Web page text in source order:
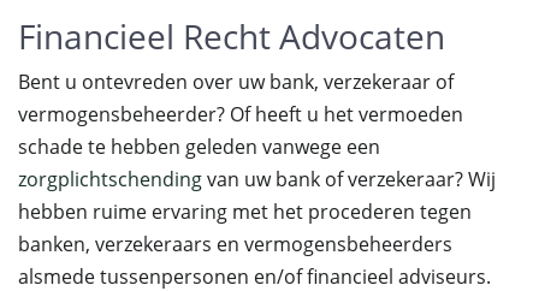
Financieel Recht Advocaten
Bent u ontevreden over uw bank, verzekeraar of
vermogensbeheerder? Of heeft u het vermoeden
schade te hebben geleden vanwege een
zorgplichtschendingvan uw bank of verzekeraar? Wij
hebben ruime ervaring met het procederen tegen
banken, verzekeraars en vermogensbeheerders
alsmede tussenpersonen en/of financieel adviseurs.